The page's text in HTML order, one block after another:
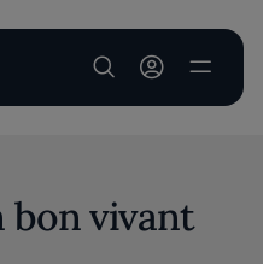
User account
bon vivant